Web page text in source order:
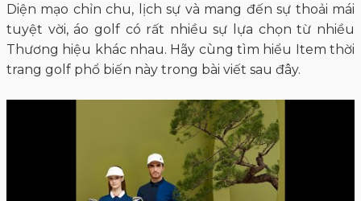
Diện mạo chỉn chu, lịch sự và mang đến sự thoải mái
tuyệt vời, áo golf có rất nhiều sự lựa chọn từ nhiều
Thương hiệu khác nhau. Hãy cùng tìm hiểu Item thời
trang golf phổ biến này trong bài viết sau đây.